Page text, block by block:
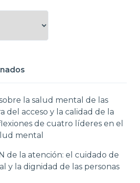
la salud mental de las
del acceso y la calidad de la
de cuatro líderes en el
mental
de la atención: el cuidado de
y la dignidad de las personas